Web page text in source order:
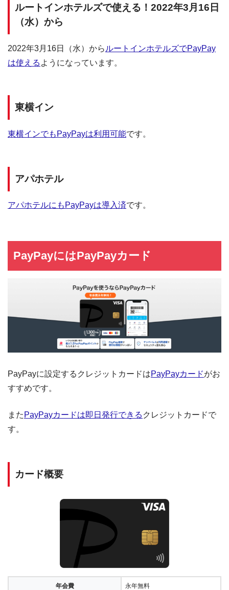
ルートインホテルズで使える！2022年3月16日
（水）から
2022年3月16日（水）から ルートインホテルズでPayPay
は使える ようになっています。
東横イン
東横インでもPayPayは利用可能です。
アパホテル
アパホテルにもPayPayは導入済です。
PayPayにはPayPayカード
PayPayに設定するクレジットカードはPayPayカードがお
すすめです。
また PayPayカードは即日発行できる クレジットカードで
す。
カード概要
年会費 永年無料